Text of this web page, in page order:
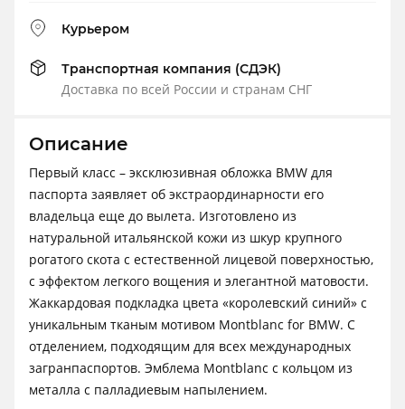
Курьером
Транспортная компания (СДЭК)
Доставка по всей России и странам СНГ
Описание
Первый класс – эксклюзивная обложка BMW для
паспорта заявляет об экстраординарности его
владельца еще до вылета. Изготовлено из
натуральной итальянской кожи из шкур крупного
рогатого скота с естественной лицевой поверхностью,
с эффектом легкого вощения и элегантной матовости.
Жаккардовая подкладка цвета «королевский синий» с
уникальным тканым мотивом Montblanc for BMW. С
отделением, подходящим для всех международных
загранпаспортов. Эмблема Montblanc с кольцом из
металла с палладиевым напылением.